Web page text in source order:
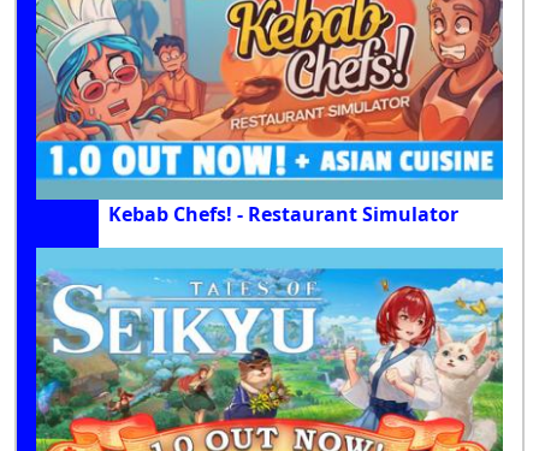
Kebab Chefs! - Restaurant Simulator